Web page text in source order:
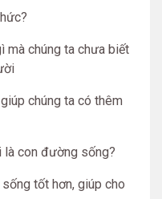
mà chúng ta chưa biết
chúng ta có thêm
con đường sống?
tốt hơn, giúp cho